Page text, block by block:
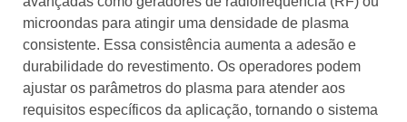
microondas para atingir uma densidade de plasma
consistente. Essa consistência aumenta a adesão e
durabilidade do revestimento. Os operadores podem
ajustar os parâmetros do plasma para atender aos
requisitos específicos da aplicação, tornando o sistema